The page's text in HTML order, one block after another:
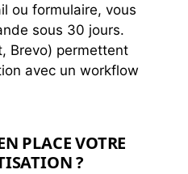
ou formulaire, vous
sous 30 jours.
Brevo) permettent
avec un workflow
PLACE VOTRE
?